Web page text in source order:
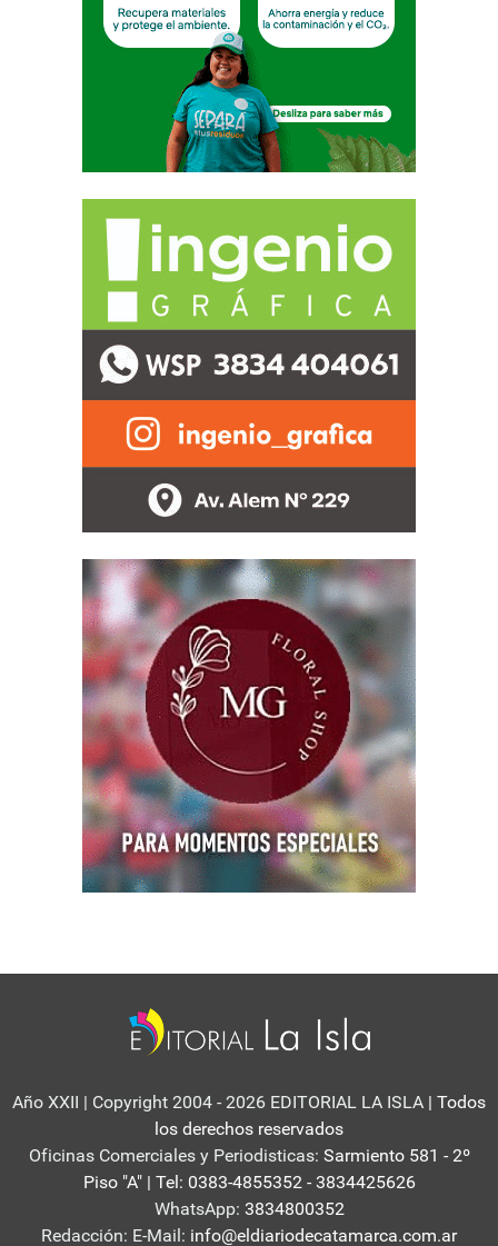
Año XXII | Copyright 2004 - 2026 EDITORIAL LA ISLA | Todos
los derechos reservados
Oficinas Comerciales y Periodisticas: Sarmiento 581 - 2º
Piso "A" | Tel: 0383-4855352 - 3834425626
WhatsApp: 3834800352
Redacción: E-Mail: info@eldiariodecatamarca.com.ar